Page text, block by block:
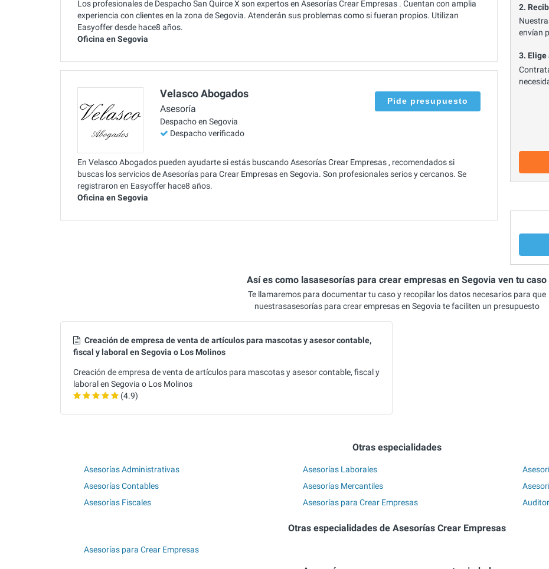
Los profesionales de Despacho San Quirce X son expertos en Asesorías Crear Empresas . Cuentan con amplia
experiencia con clientes en la zona de Segovia. Atenderán sus problemas como si fueran propios. Utilizan
Easyoffer desde hace8 años.
Oficina en Segovia
Velasco Abogados
Asesoría
Despacho en Segovia
Despacho verificado
Pide presupuesto
En Velasco Abogados pueden ayudarte si estás buscando Asesorías Crear Empresas , recomendados si
buscas los servicios de Asesorías para Crear Empresas en Segovia. Son profesionales serios y cercanos. Se
registraron en Easyoffer hace8 años.
Oficina en Segovia
2.
envían
3. Elige
Así es como lasasesorías para crear empresas en Segovia ven tu caso
Te llamaremos para documentar tu caso y recopilar los datos necesarios para que
nuestrasasesorías para crear empresas en Segovia te faciliten un presupuesto
Creación de empresa de venta de artículos para mascotas y asesor contable,
fiscal y laboral en Segovia o Los Molinos
Creación de empresa de venta de artículos para mascotas y asesor contable, fiscal y
laboral en Segovia o Los Molinos
(4.9)
Otras especialidades
Asesorías Administrativas
Asesorías Contables
Asesorías Fiscales
Asesorías Laborales
Asesorías Mercantiles
Asesorías para Crear Empresas
Otras especialidades de Asesorías Crear Empresas
Asesorías para Crear Empresas